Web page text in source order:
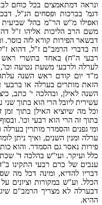
ונראה דמתאמצים בכל כוחם
דגמ' בברכות ופסחים הנ"ל,
ואפילו מ"ש הר"מ בהל' שביעית
משם הרב הליכות אליהו ז"ל
דבשאר הפירות קורא לזה
זה בדברי הרמב"ם ז"ל, דהוא
רבעי ה"ח) באחד בתשרי ראש
לערלה ולרבעי משעת נטיעה
מ"ד יום קודם ראש השנה
הזאת מותרים בערלה או
השנה לאילן, ובהלכה י' כתב,
עשירית ליובל הרי הוא בתוך
וכל מה שיוציא האילן בתוך
בתוך זה הרי הוא רבעי וכו'.
ומי גפנים והסמדר מותרין
ערלה ומנין השנים, ואיך ניתן
פירות נאסר גם הסמדר. והוא
כלל ועיקר. ועי"ש בהלכה ד'
ענבים של כרם רבעי התקינו
דבריו להדיא, ומינה דכל מה
הכלל. וע"ש במקורות וציונים
דבערלה לא מצריך הרמב"ם
ההיא.